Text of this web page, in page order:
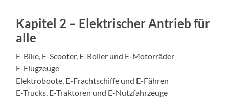
Kapitel 2 – Elektrischer Antrieb für
alle
E-Bike, E-Scooter, E-Roller und E-Motorräder
E-Flugzeuge
Elektroboote, E-Frachtschiffe und E-Fähren
E-Trucks, E-Traktoren und E-Nutzfahrzeuge